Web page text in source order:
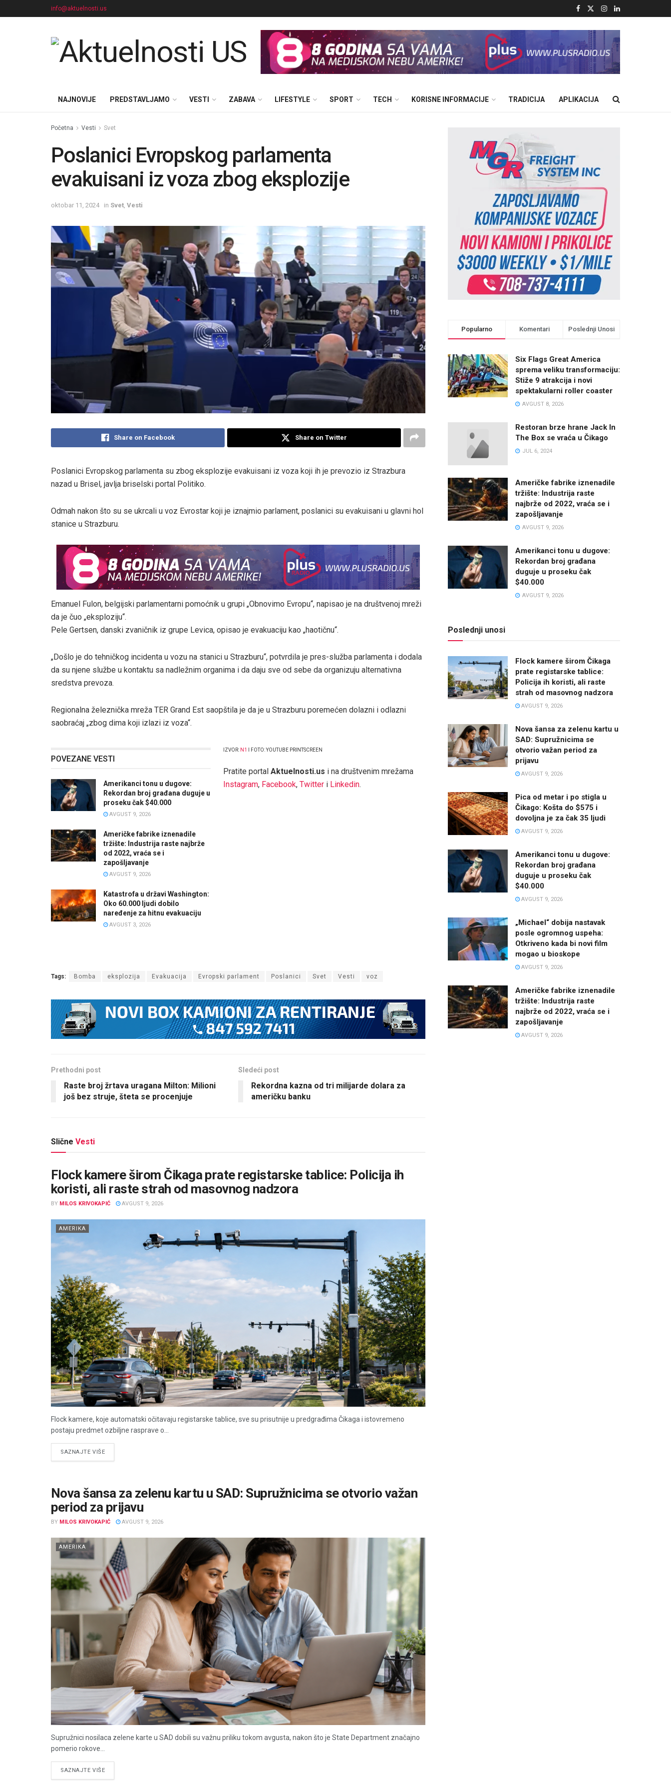
info@aktuelnosti.us
NAJNOVIJE PREDSTAVLJAMO VESTI ZABAVA LIFESTYLE SPORT TECH KORISNE INFORMACIJE TRADICIJA APLIKACIJA
Početna Vesti Svet
Poslanici Evropskog parlamenta
evakuisani iz voza zbog eksplozije
oktobar 11, 2024 in Svet Vesti
Share on Facebook Share on Twitter
Poslanici Evropskog parlamenta su zbog eksplozije evakuisani iz voza koji ih je prevozio iz Strazbura
nazad u Brisel, javlja briselski portal Politiko.
Odmah nakon što su se ukrcali u voz Evrostar koji je iznajmio parlament, poslanici su evakuisani u glavni hol
stanice u Strazburu.
Emanuel Fulon, belgijski parlamentarni pomoćnik u grupi „Obnovimo Evropu“, napisao je na društvenoj mreži
da je čuo „eksploziju“.
Pele Gertsen, danski zvaničnik iz grupe Levica, opisao je evakuaciju kao „haotičnu“.
„Došlo je do tehničkog incidenta u vozu na stanici u Strazburu“, potvrdila je pres-služba parlamenta i dodala
da su njene službe u kontaktu sa nadležnim organima i da daju sve od sebe da organizuju alternativna
sredstva prevoza.
Regionalna železnička mreža TER Grand Est saopštila je da je u Strazburu poremećen dolazni i odlazni
saobraćaj „zbog dima koji izlazi iz voza“.
POVEZANE VESTI
Amerikanci tonu u dugove:
Rekordan broj građana duguje u
proseku čak $40.000
AVGUST 9, 2026
Američke fabrike iznenadile
tržište: Industrija raste najbrže
od 2022, vraća se i
zapošljavanje
AVGUST 9, 2026
Katastrofa u državi Washington:
Oko 60.000 ljudi dobilo
naređenje za hitnu evakuaciju
AVGUST 3, 2026
IZVOR: N1 I FOTO: YOUTUBE PRINTSCREEN
Pratite portal Aktuelnosti.us i na društvenim mrežama
Instagram, Facebook, Twitter i Linkedin.
Tags: Bomba eksplozija Evakuacija Evropski parlament Poslanici Svet Vesti voz
Prethodni post
Raste broj žrtava uragana Milton: Milioni
još bez struje, šteta se procenjuje
Sledeći post
Rekordna kazna od tri milijarde dolara za
američku banku
Slične Vesti
Flock kamere širom Čikaga prate registarske tablice: Policija ih
koristi, ali raste strah od masovnog nadzora
BY MILOS KRIVOKAPIĆ AVGUST 9, 2026
AMERIKA
Flock kamere, koje automatski očitavaju registarske tablice, sve su prisutnije u predgrađima Čikaga i istovremeno
postaju predmet ozbiljne rasprave o...
SAZNAJTE VIŠEDETAILS
Nova šansa za zelenu kartu u SAD: Supružnicima se otvorio važan
period za prijavu
BY MILOS KRIVOKAPIĆ AVGUST 9, 2026
AMERIKA
Supružnici nosilaca zelene karte u SAD dobili su važnu priliku tokom avgusta, nakon što je State Department značajno
pomerio rokove...
SAZNAJTE VIŠEDETAILS
Popularno Komentari Poslednji Unosi
Six Flags Great America
sprema veliku transformaciju:
Stiže 9 atrakcija i novi
spektakularni roller coaster
AVGUST 8, 2026
Restoran brze hrane Jack In
The Box se vraća u Čikago
JUL 6, 2024
Američke fabrike iznenadile
tržište: Industrija raste
najbrže od 2022, vraća se i
zapošljavanje
AVGUST 9, 2026
Amerikanci tonu u dugove:
Rekordan broj građana
duguje u proseku čak
$40.000
AVGUST 9, 2026
Poslednji unosi
Flock kamere širom Čikaga
prate registarske tablice:
Policija ih koristi, ali raste
strah od masovnog nadzora
AVGUST 9, 2026
Nova šansa za zelenu kartu u
SAD: Supružnicima se
otvorio važan period za
prijavu
AVGUST 9, 2026
Pica od metar i po stigla u
Čikago: Košta do $575 i
dovoljna je za čak 35 ljudi
AVGUST 9, 2026
Amerikanci tonu u dugove:
Rekordan broj građana
duguje u proseku čak
$40.000
AVGUST 9, 2026
„Michael“ dobija nastavak
posle ogromnog uspeha:
Otkriveno kada bi novi film
mogao u bioskope
AVGUST 9, 2026
Američke fabrike iznenadile
tržište: Industrija raste
najbrže od 2022, vraća se i
zapošljavanje
AVGUST 9, 2026